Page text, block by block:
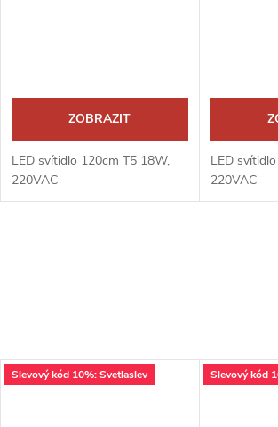
ZOBRAZIT
LED svítidlo 120cm T5 18W,
220VAC
LED
220VAC
Slevový kód 10%: Svetlaslev Slevový kód